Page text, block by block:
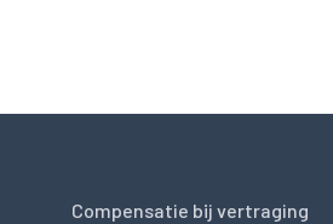
Compensatie bij vertraging